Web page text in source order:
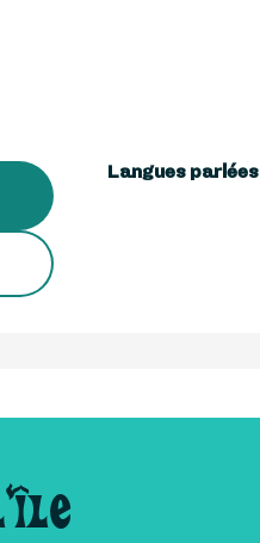
Langues parlées
Langues parlées